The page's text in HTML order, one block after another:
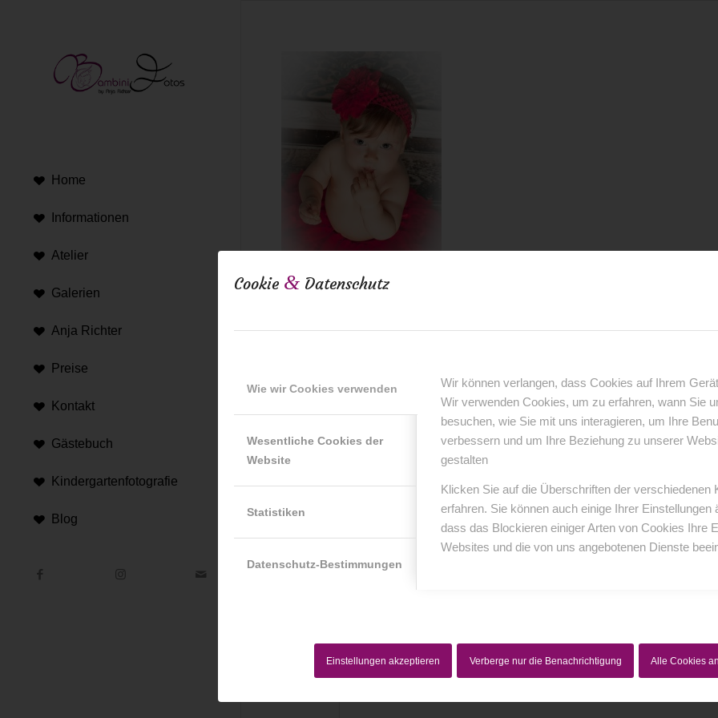
Cookie & Datenschutz
Wie wir Cookies verwenden
Wesentliche Cookies der
Website
Statistiken
Datenschutz-Bestimmungen
Wir können verlangen, dass Cookies auf Ihrem
Wir verwenden Cookies, um zu erfahren, wann Sie
besuchen, wie Sie mit uns interagieren, um Ihre
verbessern und um Ihre Beziehung zu unserer
gestalten
Klicken Sie auf die Überschriften der verschiedenen
erfahren. Sie können auch einige Ihrer Einstellungen
dass das Blockieren einiger Arten von Cookies Ihre
Websites und die von uns angebotenen Dienste
Einstellungen akzeptieren Verberge nur die Benachrichtigung Alle Cookies
Home
Informationen
Atelier
Galerien
Anja Richter
Preise
Kontakt
Gästebuch
Kindergartenfotografie
Blog
0
Hinterlasse einen Kommentar
An der Diskussion beteiligen?
Hinterlasse uns deinen Kommentar!
E-Mail-Adresse*